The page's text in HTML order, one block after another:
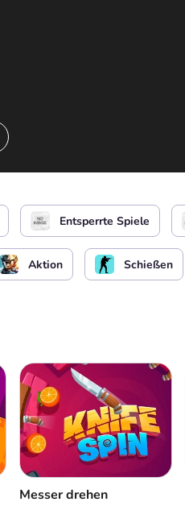
Hyper-Sprung oder
Entsperrte Spiele
Aktion Schießen
Messer drehen